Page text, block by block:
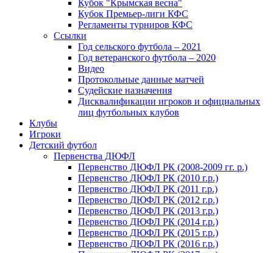
Кубок "Крымская весна"
Кубок Премьер-лиги КФС
Регламенты турниров КФС
Ссылки
Год сельского футбола – 2021
Год ветеранского футбола – 2020
Видео
Протокольные данные матчей
Судейские назначения
Дисквалификации игроков и официальных
лиц футбольных клубов
Клубы
Игроки
Детский футбол
Первенства ДЮФЛ
Первенство ДЮФЛ РК (2008-2009 гг. р.)
Первенство ДЮФЛ РК (2010 г.р.)
Первенство ДЮФЛ РК (2011 г.р.)
Первенство ДЮФЛ РК (2012 г.р.)
Первенство ДЮФЛ РК (2013 г.р.)
Первенство ДЮФЛ РК (2014 г.р.)
Первенство ДЮФЛ РК (2015 г.р.)
Первенство ДЮФЛ РК (2016 г.р.)